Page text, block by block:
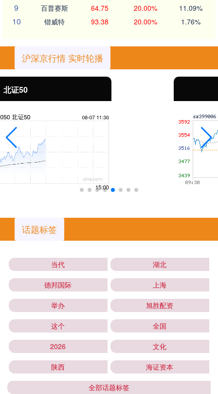
9 百普赛斯 64.75 20.00% 11.09%
10 锴威特 93.38 20.00% 1.76%
沪深京行情 实时轮播
话题标签
当代 湖北
德邦国际 上海
举办 旭胜配资
这个 全国
2026 文化
陕西 海证资本
全部话题标签